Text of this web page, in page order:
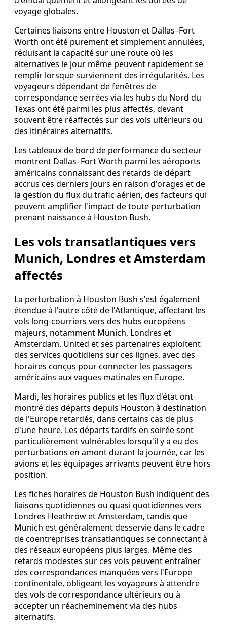
voyage globales.
Certaines liaisons entre Houston et Dallas–Fort
Worth ont été purement et simplement annulées,
réduisant la capacité sur une route où les
alternatives le jour même peuvent rapidement se
remplir lorsque surviennent des irrégularités. Les
voyageurs dépendant de fenêtres de
correspondance serrées via les hubs du Nord du
Texas ont été parmi les plus affectés, devant
souvent être réaffectés sur des vols ultérieurs ou
des itinéraires alternatifs.
Les tableaux de bord de performance du secteur
montrent Dallas–Fort Worth parmi les aéroports
américains connaissant des retards de départ
accrus ces derniers jours en raison d'orages et de
la gestion du flux du trafic aérien, des facteurs qui
peuvent amplifier l'impact de toute perturbation
prenant naissance à Houston Bush.
Les vols transatlantiques vers
Munich, Londres et Amsterdam
affectés
La perturbation à Houston Bush s'est également
étendue à l'autre côté de l'Atlantique, affectant les
vols long-courriers vers des hubs européens
majeurs, notamment Munich, Londres et
Amsterdam. United et ses partenaires exploitent
des services quotidiens sur ces lignes, avec des
horaires conçus pour connecter les passagers
américains aux vagues matinales en Europe.
Mardi, les horaires publics et les flux d'état ont
montré des départs depuis Houston à destination
de l'Europe retardés, dans certains cas de plus
d'une heure. Les départs tardifs en soirée sont
particulièrement vulnérables lorsqu'il y a eu des
perturbations en amont durant la journée, car les
avions et les équipages arrivants peuvent être hors
position.
Les fiches horaires de Houston Bush indiquent des
liaisons quotidiennes ou quasi quotidiennes vers
Londres Heathrow et Amsterdam, tandis que
Munich est généralement desservie dans le cadre
de coentreprises transatlantiques se connectant à
des réseaux européens plus larges. Même des
retards modestes sur ces vols peuvent entraîner
des correspondances manquées vers l'Europe
continentale, obligeant les voyageurs à attendre
des vols de correspondance ultérieurs ou à
accepter un réacheminement via des hubs
alternatifs.